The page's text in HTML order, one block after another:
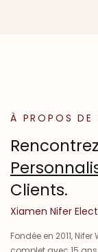
À PROPOS DE
Clients.
Xiamen Nifer
Fondée en 2011,